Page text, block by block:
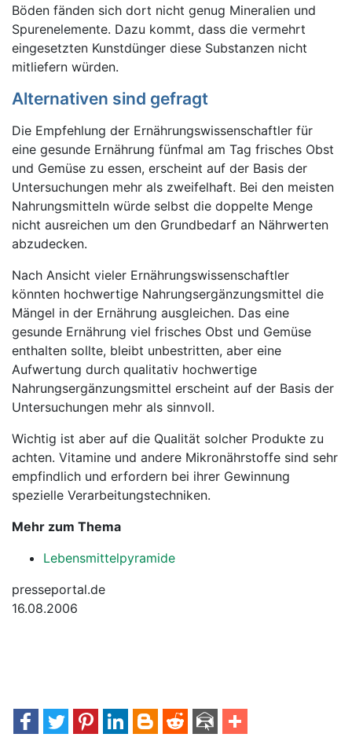
Böden fänden sich dort nicht genug Mineralien und
Spurenelemente. Dazu kommt, dass die vermehrt
eingesetzten Kunstdünger diese Substanzen nicht
mitliefern würden.
Alternativen sind gefragt
Die Empfehlung der Ernährungswissenschaftler für
eine gesunde Ernährung fünfmal am Tag frisches Obst
und Gemüse zu essen, erscheint auf der Basis der
Untersuchungen mehr als zweifelhaft. Bei den meisten
Nahrungsmitteln würde selbst die doppelte Menge
nicht ausreichen um den Grundbedarf an Nährwerten
abzudecken.
Nach Ansicht vieler Ernährungswissenschaftler
könnten hochwertige Nahrungsergänzungsmittel die
Mängel in der Ernährung ausgleichen. Das eine
gesunde Ernährung viel frisches Obst und Gemüse
enthalten sollte, bleibt unbestritten, aber eine
Aufwertung durch qualitativ hochwertige
Nahrungsergänzungsmittel erscheint auf der Basis der
Untersuchungen mehr als sinnvoll.
Wichtig ist aber auf die Qualität solcher Produkte zu
achten. Vitamine und andere Mikronährstoffe sind sehr
empfindlich und erfordern bei ihrer Gewinnung
spezielle Verarbeitungstechniken.
Mehr zum Thema
Lebensmittelpyramide
presseportal.de
16.08.2006